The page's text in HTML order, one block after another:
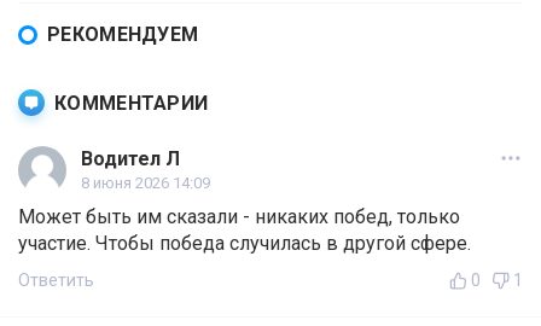
РЕКОМЕНДУЕМ
КОММЕНТАРИИ
Водител Л
8 июня 2026 14:09
Может быть им сказали - никаких побед, только
участие. Чтобы победа случилась в другой сфере.
Ответить 0 1